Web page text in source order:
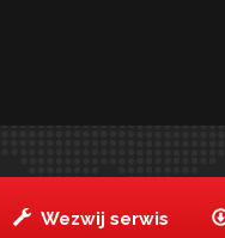
Wezwij serwis